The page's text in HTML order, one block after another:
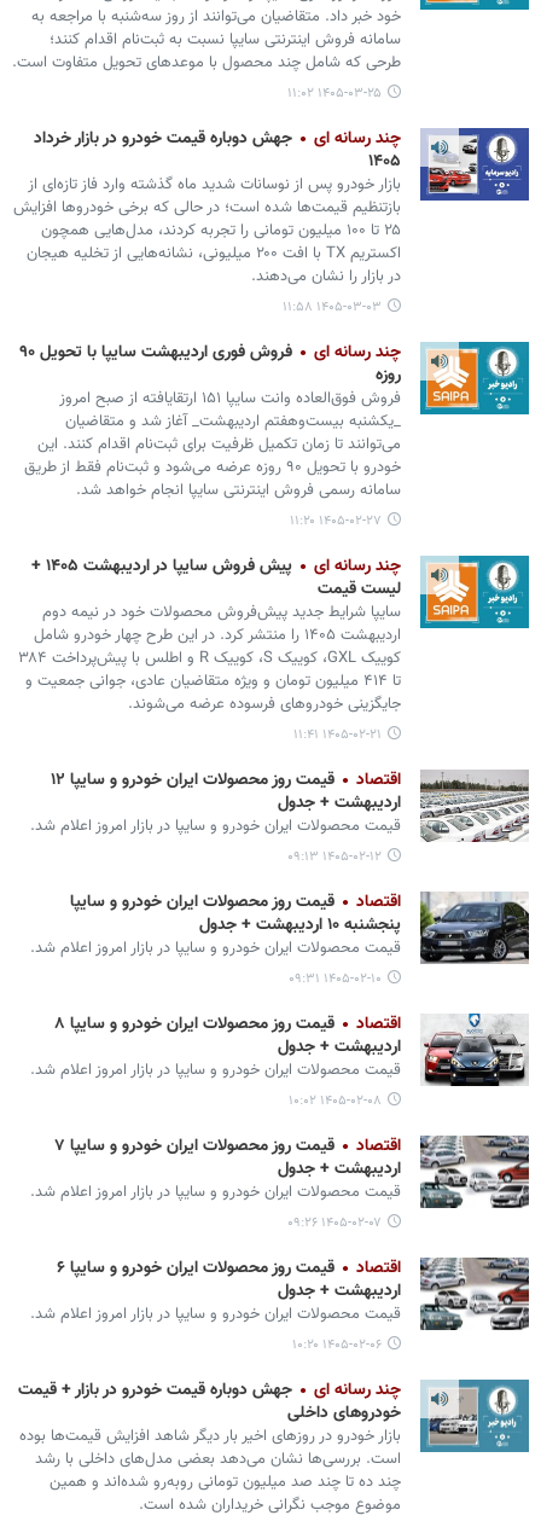
خود خبر داد. متقاضیان می‌توانند از روز سه‌شنبه با مراجعه به
سامانه فروش اینترنتی سایپا نسبت به ثبت‌نام اقدام کنند؛
طرحی که شامل چند محصول با موعدهای تحویل متفاوت است.
۱۴۰۵-۰۳-۲۵ ۱۱:۰۲
چند رسانه ای
جهش دوباره قیمت خودرو در بازار خرداد
۱۴۰۵
بازار خودرو پس از نوسانات شدید ماه گذشته وارد فاز تازه‌ای از
بازتنظیم قیمت‌ها شده است؛ در حالی که برخی خودروها افزایش
۲۵ تا ۱۰۰ میلیون تومانی را تجربه کردند، مدل‌هایی همچون
اکستریم TX با افت ۲۰۰ میلیونی، نشانه‌هایی از تخلیه هیجان
در بازار را نشان می‌دهند.
۱۴۰۵-۰۳-۰۳ ۱۱:۵۸
چند رسانه ای
فروش فوری اردیبهشت سایپا با تحویل ۹۰
روزه
فروش فوق‌العاده وانت سایپا ۱۵۱ ارتقایافته از صبح امروز
_یکشنبه بیست‌وهفتم اردیبهشت_ آغاز شد و متقاضیان
می‌توانند تا زمان تکمیل ظرفیت برای ثبت‌نام اقدام کنند. این
خودرو با تحویل ۹۰ روزه عرضه می‌شود و ثبت‌نام فقط از طریق
سامانه رسمی فروش اینترنتی سایپا انجام خواهد شد.
۱۴۰۵-۰۲-۲۷ ۱۱:۲۰
چند رسانه ای
پیش فروش سایپا در اردیبهشت ۱۴۰۵ +
لیست قیمت
سایپا شرایط جدید پیش‌فروش محصولات خود در نیمه دوم
اردیبهشت ۱۴۰۵ را منتشر کرد. در این طرح چهار خودرو شامل
کوییک GXL، کوییک S، کوییک R و اطلس با پیش‌پرداخت ۳۸۴
تا ۴۱۴ میلیون تومان و ویژه متقاضیان عادی، جوانی جمعیت و
جایگزینی خودروهای فرسوده عرضه می‌شوند.
۱۴۰۵-۰۲-۲۱ ۱۱:۴۱
اقتصاد
قیمت روز محصولات ایران خودرو و سایپا ۱۲
اردیبهشت + جدول
قیمت محصولات ایران‌ خودرو و سایپا در بازار امروز اعلام شد.
۱۴۰۵-۰۲-۱۲ ۰۹:۱۳
اقتصاد
قیمت روز محصولات ایران خودرو و سایپا
پنجشنبه ۱۰ اردیبهشت + جدول
قیمت محصولات ایران‌ خودرو و سایپا در بازار امروز اعلام شد.
۱۴۰۵-۰۲-۱۰ ۰۹:۳۱
اقتصاد
قیمت روز محصولات ایران خودرو و سایپا ۸
اردیبهشت + جدول
قیمت محصولات ایران‌ خودرو و سایپا در بازار امروز اعلام شد.
۱۴۰۵-۰۲-۰۸ ۱۰:۰۲
اقتصاد
قیمت روز محصولات ایران خودرو و سایپا ۷
اردیبهشت + جدول
قیمت محصولات ایران‌ خودرو و سایپا در بازار امروز اعلام شد.
۱۴۰۵-۰۲-۰۷ ۰۹:۲۶
اقتصاد
قیمت روز محصولات ایران خودرو و سایپا ۶
اردیبهشت + جدول
قیمت محصولات ایران‌ خودرو و سایپا در بازار امروز اعلام شد.
۱۴۰۵-۰۲-۰۶ ۱۰:۲۰
چند رسانه ای
جهش دوباره قیمت خودرو در بازار + قیمت
خودروهای داخلی
بازار خودرو در روزهای اخیر بار دیگر شاهد افزایش قیمت‌ها بوده
است. بررسی‌ها نشان می‌دهد بعضی مدل‌های داخلی با رشد
چند ده تا چند صد میلیون تومانی روبه‌رو شده‌اند و همین
موضوع موجب نگرانی خریداران شده است.